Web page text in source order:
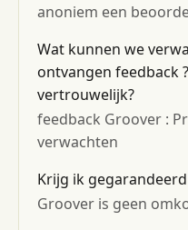
anoniem een
Wat kunnen we
ontvangen feedback
vertrouwelijk?
feedback Groover :
verwachten
Krijg ik
Groover is geen